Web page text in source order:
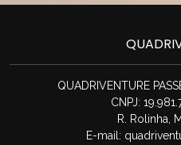
QUADRIVENTURE
CNPJ:
R. Rolinha,
E-mail: